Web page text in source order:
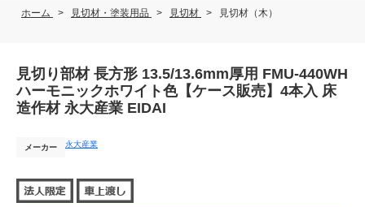
ホーム > 見切材・塗装用品 > 見切材 > 見切材（木）
見切り部材 長方形 13.5/13.6mm厚用 FMU-440WH
ハーモニックホワイト色【ケース販売】4本入 床
造作材 永大産業 EIDAI
メーカー 永大産業